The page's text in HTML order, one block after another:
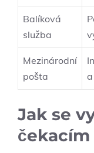
Balíková
služba
Mezinárodní
pošta
Jak se